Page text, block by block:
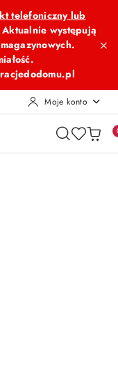
telefoniczny lub
Aktualnie występują
Moje konto